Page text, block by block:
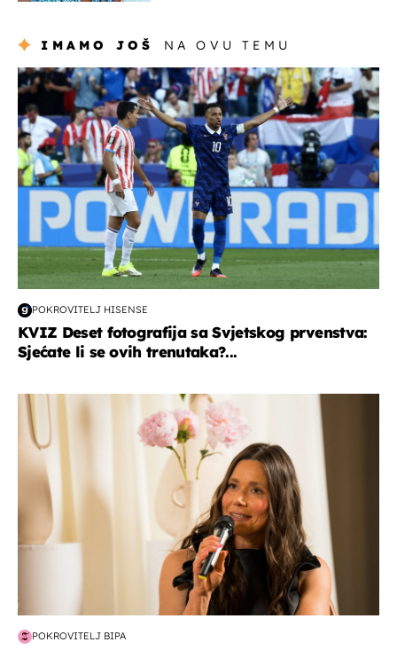
IMAMO JOŠ NA OVU TEMU
svjetsko prvenstvo 2026
POKROVITELJ HISENSE
KVIZ Deset fotografija sa Svjetskog prvenstva:
Sjećate li se ovih trenutaka?...
moda & ljepota
POKROVITELJ BIPA